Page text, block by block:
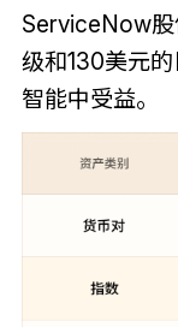
ServiceNow股
级和130美元
智能中受益。